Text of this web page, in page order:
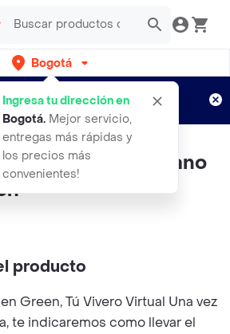
Bogotá
Ingresa tu dirección en
Bogotá. Mejor servicio,
entregas más rápidas y
los precios más
convenientes!
gratis por semanas
Aplican TyC
De Rábano
producto
Green, Tú Vivero Virtual Una vez
te indicaremos como llevar el